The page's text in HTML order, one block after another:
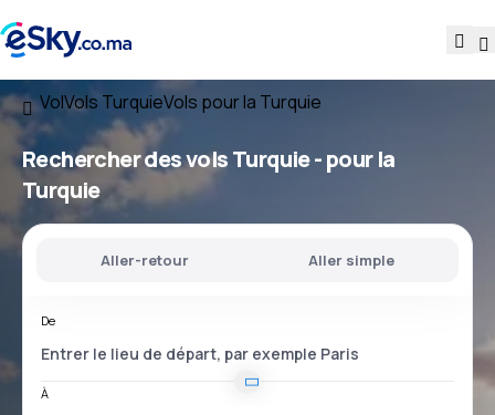
VolVols TurquieVols pour la Turquie
Rechercher des volsTurquie - pour la
Turquie
Aller-retour Aller simple
De
À